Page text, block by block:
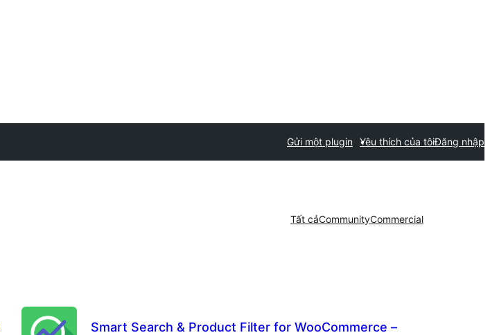
Gửi một plugin Yêu thích của tôiĐăng nhập
Tất cảCommunityCommercial
Smart Search & Product Filter for WooCommerce –